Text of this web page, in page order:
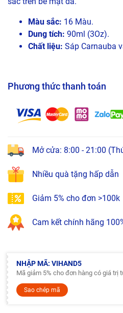
Màu sắc: 16 Màu.
Dung tích: 90ml (3Oz).
Chất liệu: Sáp Carnauba
Phương thức thanh toán
Mở cửa: 8:00 - 21:00
Nhiều quà tặng hấp dẫn
Giảm 5% cho đơn >100k
Cam kết chính hãng
NHẬP MÃ: VIHAND5
Mã giảm 5% cho đơn hàng có giá trị
Sao chép mã